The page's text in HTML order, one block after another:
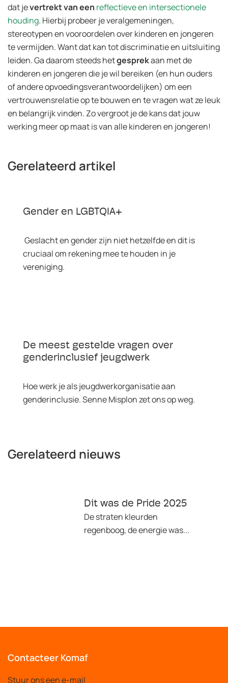
dat jevertrekt van een reflectieve en intersectionele
houding. Hierbij probeer je veralgemeningen,
stereotypen en vooroordelen over kinderen en jongeren
te vermijden. Want dat kan tot discriminatie en uitsluiting
leiden. Ga daarom steeds hetgesprekaan met de
kinderen en jongeren die je wil bereiken (en hun ouders
of andere opvoedingsverantwoordelijken) om een
vertrouwensrelatie op te bouwen en te vragen wat ze leuk
en belangrijk vinden. Zo vergroot je de kans dat jouw
werking meer op maat is van alle kinderen en jongeren!
Gerelateerd artikel
Gender en LGBTQIA+
Geslacht en gender zijn niet hetzelfde en dit is
cruciaal om rekening mee te houden in je
vereniging.
De meest gestelde vragen over
genderinclusief jeugdwerk
Hoe werk je als jeugdwerkorganisatie aan
genderinclusie. Senne Misplon zet ons op weg.
Gerelateerd nieuws
Dit was de Pride 2025
De straten kleurden
regenboog, de energie was...
Contacteer Komaf
Stuur ons een e-mail